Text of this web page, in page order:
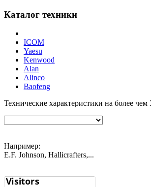
Каталог техники
ICOM
Yaesu
Kenwood
Alan
Alinco
Baofeng
Технические характеристики на более чем
Например:
E.F. Johnson, Hallicrafters,...